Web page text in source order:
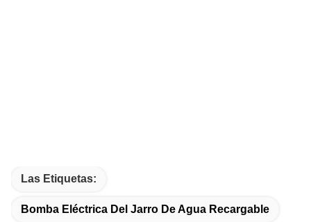
Las Etiquetas:
Bomba Eléctrica Del Jarro De Agua Recargable